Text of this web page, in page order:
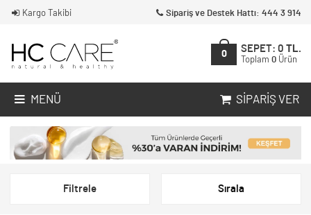
Kargo Takibi Sipariş ve Destek Hattı: 444 3 914
0
SEPET: 0 TL.
Toplam 0 Ürün
MENÜ SIPARIŞ VER
Filtrele Sırala